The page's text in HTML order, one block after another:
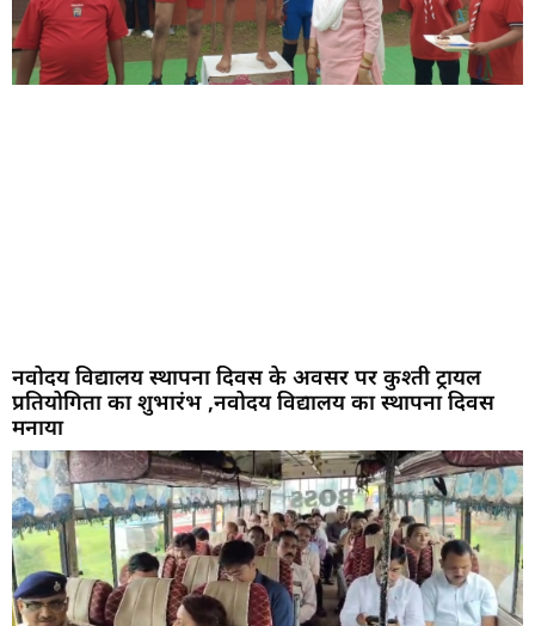
नवोदय विद्यालय स्थापना दिवस के अवसर पर कुश्ती ट्रायल
प्रतियोगिता का शुभारंभ ,नवोदय विद्यालय का स्थापना दिवस
मनाया